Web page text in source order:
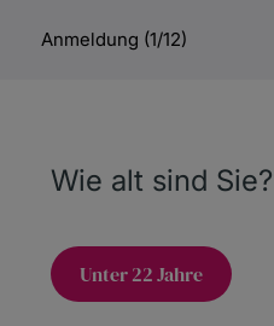
Anmeldung (1/12)
Wie alt sind Sie?
Unter 22 Jahre